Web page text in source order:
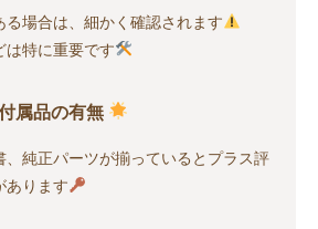
る場合は、細かく確認されます
は特に重要です
属品の有無
、純正パーツが揃っているとプラス評
あります